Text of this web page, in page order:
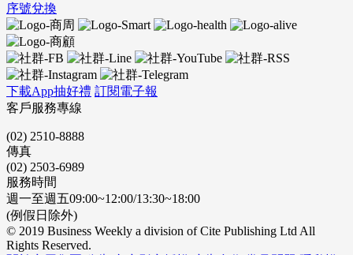
序號兌換
下載App抽好禮 訂閱電子報
客戶服務專線
(02) 2510-8888
傳真
(02) 2503-6989
服務時間
週一至週五09:00~12:00/13:30~18:00
(例假日除外)
© 2019 Business Weekly a division of Cite Publishing Ltd All
Rights Reserved.